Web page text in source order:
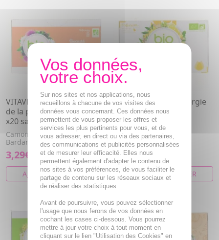
VITAVEA Infusion Beauté
de la peau saveur cassis
x20 sachets
Camomille, Verveine,
Bardane, Ortie
3,29€
AJOUTER AU PANIER
VITAVEA Infusion Energie
20 sachets
Gingembre, Maté
3,29€
AJOUTER AU PANIER
Sur nos sites et nos applications, nous
recueillons à chacune de vos visites des
données vous concernant. Ces données nous
permettent de vous proposer les offres et
services les plus pertinents pour vous, et de
vous adresser, en direct ou via des partenaires,
des communications et publicités personnalisées
et de mesurer leur efficacité. Elles nous
permettent également d'adapter le contenu de
nos sites à vos préférences, de vous faciliter le
partage de contenu sur les réseaux sociaux et
de réaliser des statistiques
Avant de poursuivre, vous pouvez sélectionner
l'usage que nous ferons de vos données en
cochant les cases ci-dessous. Vous pourrez
mettre à jour votre choix à tout moment en
cliquant sur le lien "Utilisation des Cookies" en